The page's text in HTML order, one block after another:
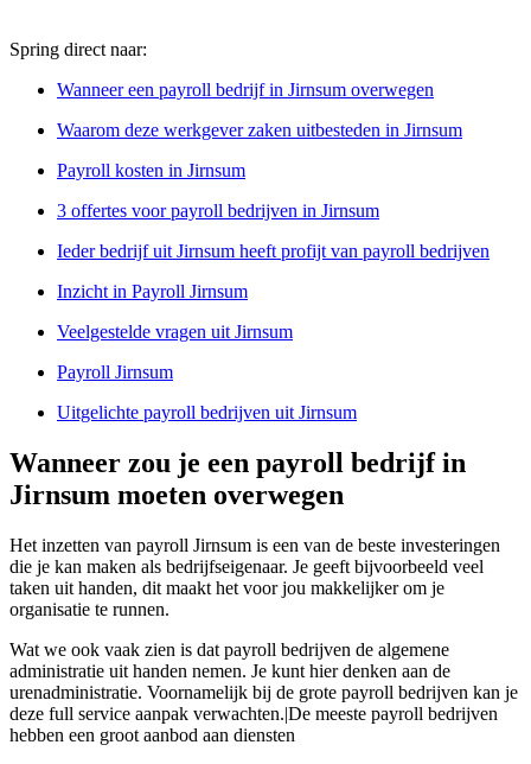
Spring direct naar:
Wanneer een payroll bedrijf in Jirnsum overwegen
Waarom deze werkgever zaken uitbesteden in Jirnsum
Payroll kosten in Jirnsum
3 offertes voor payroll bedrijven in Jirnsum
Ieder bedrijf uit Jirnsum heeft profijt van payroll bedrijven
Inzicht in Payroll Jirnsum
Veelgestelde vragen uit Jirnsum
Payroll Jirnsum
Uitgelichte payroll bedrijven uit Jirnsum
Wanneer zou je een payroll bedrijf in
Jirnsum moeten overwegen
Het inzetten van payroll Jirnsum is een van de beste investeringen
die je kan maken als bedrijfseigenaar. Je geeft bijvoorbeeld veel
taken uit handen, dit maakt het voor jou makkelijker om je
organisatie te runnen.
Wat we ook vaak zien is dat payroll bedrijven de algemene
administratie uit handen nemen. Je kunt hier denken aan de
urenadministratie. Voornamelijk bij de grote payroll bedrijven kan je
deze full service aanpak verwachten.|De meeste payroll bedrijven
hebben een groot aanbod aan diensten